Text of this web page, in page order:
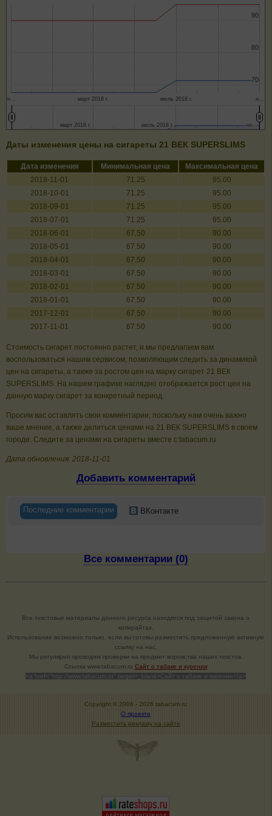
н… март 2018 г. июль 2018 г. н…
70
70
80
80
90
90
март 2018 г.
март 2018 г. июль 2018 г.
июль 2018 г. но…
но…
Даты изменения цены на сигареты 21 ВЕК SUPERSLIMS
Дата изменения Минимальная цена
Максимальная цена
2018-11-01
71.25
95.00
2018-10-01
71.25
95.00
2018-09-01
71.25
95.00
2018-07-01
71.25
95.00
2018-06-01
67.50
90.00
2018-05-01
67.50
90.00
2018-04-01
67.50
90.00
2018-03-01
67.50
90.00
2018-02-01
67.50
90.00
2018-01-01
67.50
90.00
2017-12-01
67.50
90.00
2017-11-01
67.50 90.00
Стоимость сигарет постоянно растет, и мы предлагаем вам
воспользоваться нашим сервисом, позволяющим следить за динамикой
цен на сигареты, а также за ростом цен на марку сигарет 21 ВЕК
SUPERSLIMS. На нашем графике наглядно отображается рост цен на
данную марку сигарет за конкретный период.
Просим вас оставлять свои комментарии, поскольку нам очень важно
ваше мнение, а также делиться ценами на 21 ВЕК SUPERSLIMS в своем
городе. Следите за ценами на сигареты вместе с tabacum.ru
Дата обновления: 2018-11-01
Добавить комментарий
Последние комментарии ВКонтакте
Все комментарии (0)
Все текстовые материалы данного ресурса находятся под защитой закона о
копирайтах.
Использование возможно только, если вы готовы разместить предложенную активную
ссылку на нас.
Мы регулярно проводим проверки на предмет воровства наших текстов.
Cсылка www.tabacum.ru Сайт о табаке и курении
<a href="http://www.tabacum.ru" target=_blank>Сайт о табаке и курении</a>
Copyright © 2006 - 2026 tabacum.ru
О проекте
Разместить рекламу на сайте